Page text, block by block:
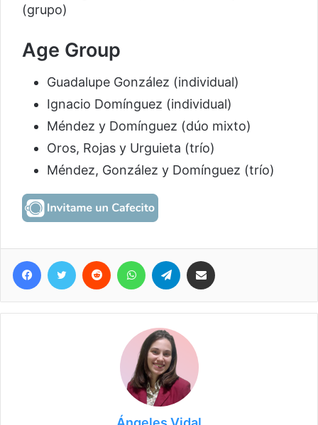
(grupo)
Age Group
Guadalupe González (individual)
Ignacio Domínguez (individual)
Méndez y Domínguez (dúo mixto)
Oros, Rojas y Urguieta (trío)
Méndez, González y Domínguez (trío)
Facebook
Twitter Reddit WhatsAppTelegram